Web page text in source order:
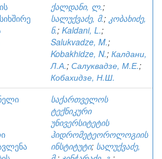
ქალდანი, ლ.;
სალუქვაძე, მ.; კობახიძე,
ნ.; Kaldani, L.;
Salukvadze, M.;
Kobakhidze, N.; Калдани,
Л.А.; Салуквадзе, М.Е.;
Кобахидзе, Н.Ш.
საქართველოს
ტექნიკური
უნივერსიტეტის
ჰიდრომეტეოროლოგიის
ინსტიტუტი; სალუქვაძე,